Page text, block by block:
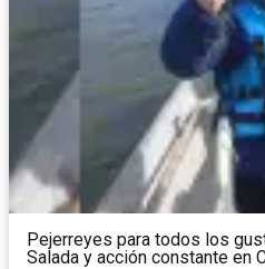
Pejerreyes para todos los
Salada y acción constante en